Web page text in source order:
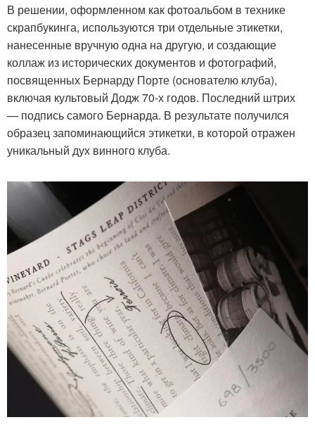
В решении, оформленном как фотоальбом в технике
скрапбукинга, используются три отдельные этикетки,
нанесенные вручную одна на другую, и создающие
коллаж из исторических документов и фотографий,
посвященных Бернарду Порте (основателю клуба),
включая культовый Додж 70-х годов. Последний штрих
— подпись самого Бернарда. В результате получился
образец запоминающийся этикетки, в которой отражен
уникальный дух винного клуба.